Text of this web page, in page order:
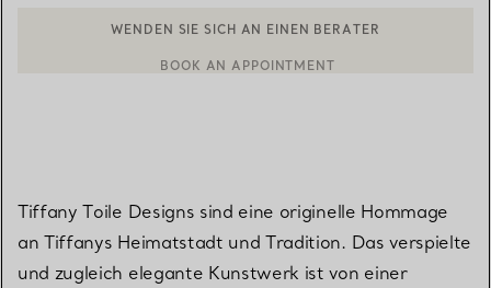
Tiffany Toile Designs sind eine originelle Hommage
an Tiffanys Heimatstadt und Tradition. Das verspielte
und zugleich elegante Kunstwerk ist von einer